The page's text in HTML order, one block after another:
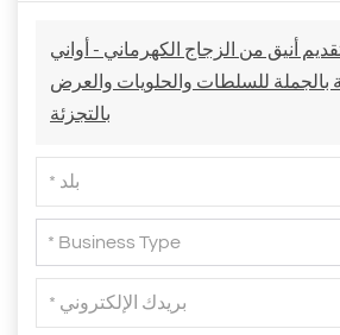
أنيق من الزجاج الكهرماني - أواني
للسلطات والحلويات والعرض
بالتجزئة